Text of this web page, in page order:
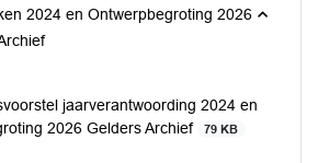
2024 en Ontwerpbegroting 2026
jaarverantwoording 2024 en
2026 Gelders Archief
79 KB